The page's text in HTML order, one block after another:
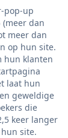
pop-up
(meer dan
meer dan
op hun site.
hun klanten
laat hun
geweldige
die
keer langer
site.